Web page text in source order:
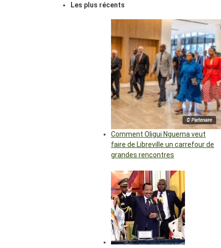
Les plus récents
© Partenaire
Comment Oligui Nguema veut
faire de Libreville un carrefour de
grandes rencontres